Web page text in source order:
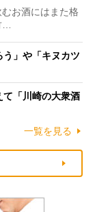
お酒にはまた格
…
う」や「キヌカツ
て「川崎の大衆酒
一覧を見る